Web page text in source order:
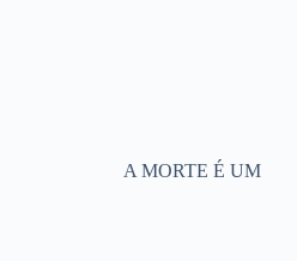
A MORTE É UM